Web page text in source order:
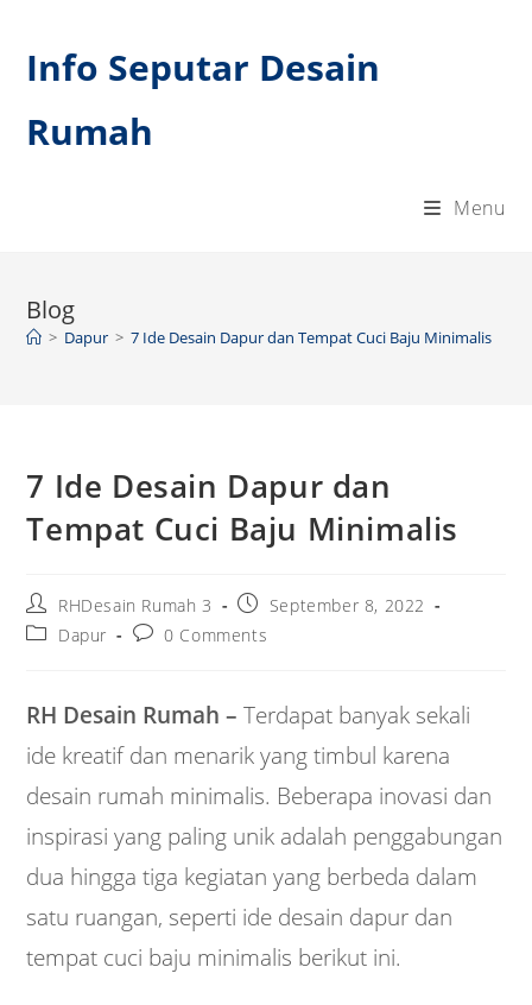
contentInfo Seputar Desain
Rumah
Menu
Blog
> Dapur > 7 Ide Desain Dapur dan Tempat Cuci Baju Minimalis
7 Ide Desain Dapur dan
Tempat Cuci Baju Minimalis
Post
author:
RHDesain Rumah 3
Post
published:
September 8, 2022
PostDapur
Post0 Comments
RH Desain Rumah –Terdapat banyak sekali
ide kreatif dan menarik yang timbul karena
desain rumah minimalis. Beberapa inovasi dan
inspirasi yang paling unik adalah penggabungan
dua hingga tiga kegiatan yang berbeda dalam
satu ruangan, seperti ide desain dapur dan
tempat cuci baju minimalis berikut ini.